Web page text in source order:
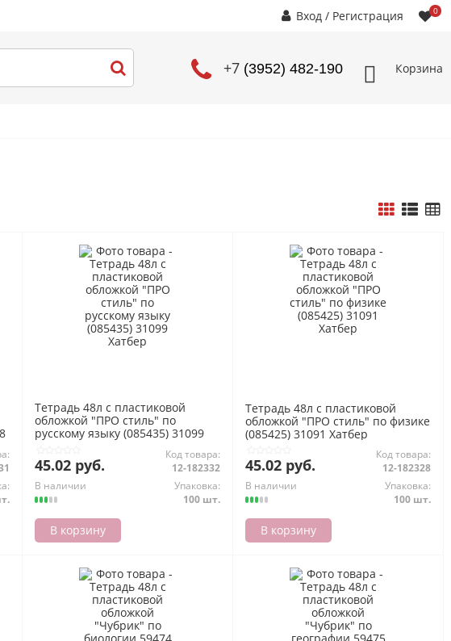
Вход / Регистрация 0
+7 (3952) 482-190 Корзина
Тетрадь 48л с пластиковой
обложкой "ПРО стиль" по
русскому языку (085435) 31099
45.02 руб.
Код товара:
12-182332
В наличии
Упаковка:
100 шт.
В корзину
Тетрадь 48л с пластиковой
обложкой "ПРО стиль" по физике
(085425) 31091 Хатбер
45.02 руб.
Код товара:
12-182328
В наличии
Упаковка:
100 шт.
В корзину